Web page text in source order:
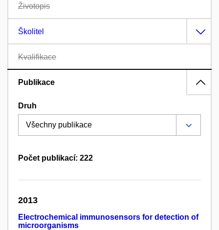
Životopis
Školitel
Kvalifikace
Publikace
Druh
Počet publikací: 222
2013
Electrochemical immunosensors for detection of
microorganisms